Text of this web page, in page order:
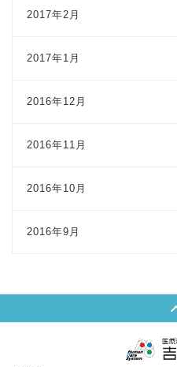
2017年2月
2017年1月
2016年12月
2016年11月
2016年10月
2016年9月